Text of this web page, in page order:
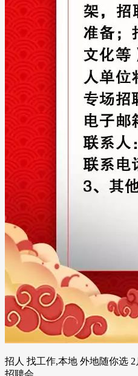
招人 找工作,本地 外地随你选
招聘会